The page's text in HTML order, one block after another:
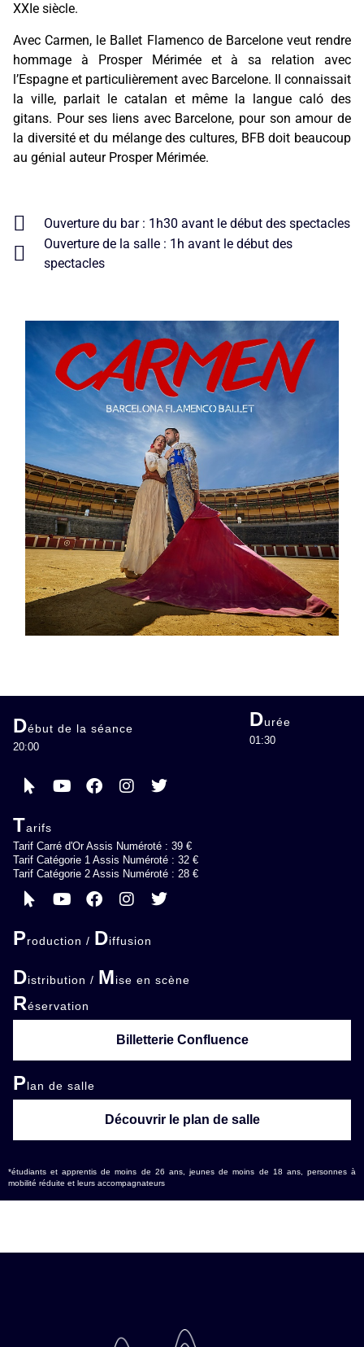
XXIe siècle.
Avec Carmen, le Ballet Flamenco de Barcelone veut rendre
hommage à Prosper Mérimée et à sa relation avec
l’Espagne et particulièrement avec Barcelone. Il connaissait
la ville, parlait le catalan et même la langue caló des
gitans. Pour ses liens avec Barcelone, pour son amour de
la diversité et du mélange des cultures, BFB doit beaucoup
au génial auteur Prosper Mérimée.
Ouverture du bar : 1h30 avant le début des spectacles
Ouverture de la salle : 1h avant le début des
spectacles
Début de la séance
20:00
Durée
01:30
Tarifs
Tarif Carré d'Or Assis Numéroté : 39 €
Tarif Catégorie 1 Assis Numéroté : 32 €
Tarif Catégorie 2 Assis Numéroté : 28 €
Production / Diffusion
Distribution / Mise en scène
Réservation
Billetterie Confluence
Plan de salle
Découvrir le plan de salle
*étudiants et apprentis de moins de 26 ans, jeunes de moins de 18 ans, personnes à
mobilité réduite et leurs accompagnateurs